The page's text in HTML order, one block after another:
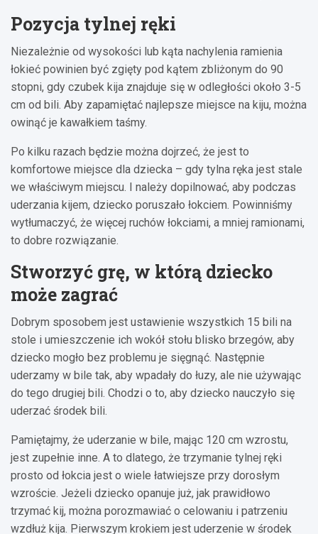
Pozycja tylnej ręki
Niezależnie od wysokości lub kąta nachylenia ramienia
łokieć powinien być zgięty pod kątem zbliżonym do 90
stopni, gdy czubek kija znajduje się w odległości około 3-5
cm od bili. Aby zapamiętać najlepsze miejsce na kiju, można
owinąć je kawałkiem taśmy.
Po kilku razach będzie można dojrzeć, że jest to
komfortowe miejsce dla dziecka – gdy tylna ręka jest stale
we właściwym miejscu. I należy dopilnować, aby podczas
uderzania kijem, dziecko poruszało łokciem. Powinniśmy
wytłumaczyć, że więcej ruchów łokciami, a mniej ramionami,
to dobre rozwiązanie.
Stworzyć grę, w którą dziecko
może zagrać
Dobrym sposobem jest ustawienie wszystkich 15 bili na
stole i umieszczenie ich wokół stołu blisko brzegów, aby
dziecko mogło bez problemu je sięgnąć. Następnie
uderzamy w bile tak, aby wpadały do łuzy, ale nie używając
do tego drugiej bili. Chodzi o to, aby dziecko nauczyło się
uderzać środek bili.
Pamiętajmy, że uderzanie w bile, mając 120 cm wzrostu,
jest zupełnie inne. A to dlatego, że trzymanie tylnej ręki
prosto od łokcia jest o wiele łatwiejsze przy dorosłym
wzroście. Jeżeli dziecko opanuje już, jak prawidłowo
trzymać kij, można porozmawiać o celowaniu i patrzeniu
wzdłuż kija. Pierwszym krokiem jest uderzenie w środek